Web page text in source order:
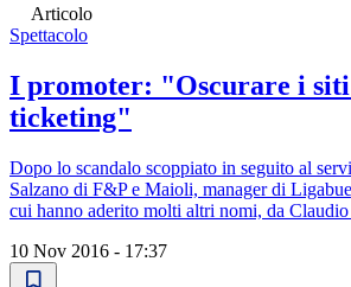
Articolo
Spettacolo
I promoter: "Oscurare i siti
ticketing"
Dopo lo scandalo scoppiato in seguito al
Salzano di F&P e Maioli, manager di
cui hanno aderito molti altri nomi, da
10 Nov 2016 - 17:37